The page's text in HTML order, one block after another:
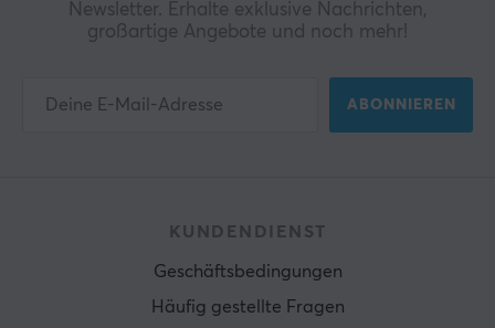
Newsletter. Erhalte exklusive Nachrichten,
großartige Angebote und noch mehr!
ABONNIEREN
KUNDENDIENST
Geschäftsbedingungen
Häufig gestellte Fragen